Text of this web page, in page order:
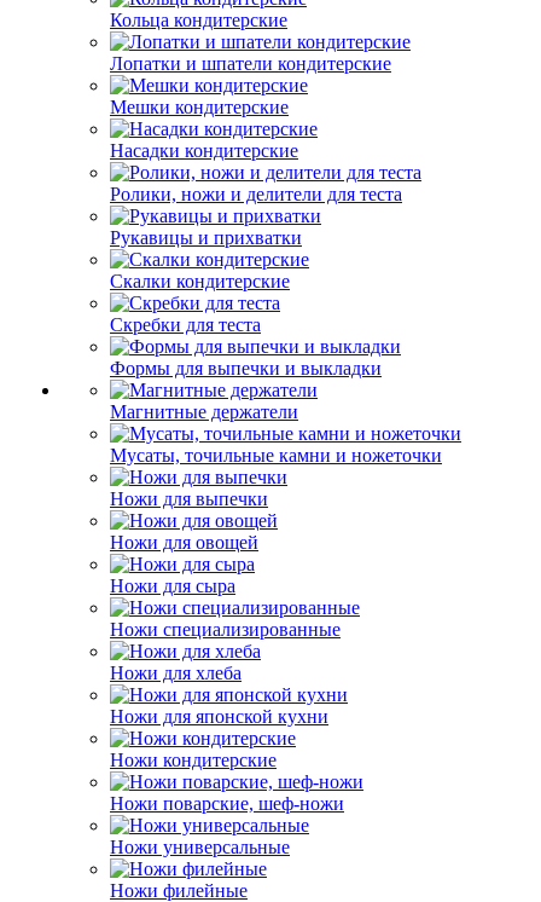
Кольца кондитерские
Лопатки и шпатели кондитерские
Мешки кондитерские
Насадки кондитерские
Ролики, ножи и делители для теста
Рукавицы и прихватки
Скалки кондитерские
Скребки для теста
Формы для выпечки и выкладки
Магнитные держатели
Мусаты, точильные камни и ножеточки
Ножи для выпечки
Ножи для овощей
Ножи для сыра
Ножи специализированные
Ножи для хлеба
Ножи для японской кухни
Ножи кондитерские
Ножи поварские, шеф-ножи
Ножи универсальные
Ножи филейные